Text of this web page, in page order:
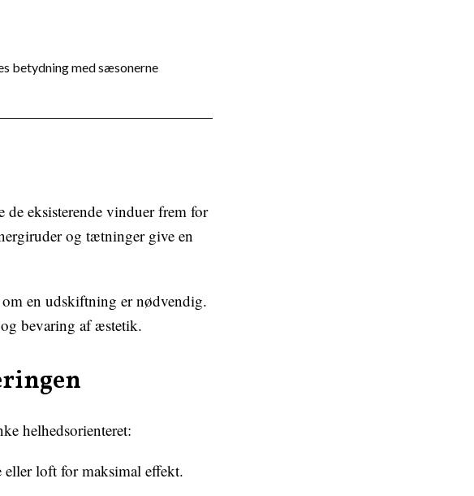
betydning med sæsonerne
eksisterende vinduer frem for
og tætninger give en
en udskiftning er nødvendig.
bevaring af æstetik.
helhedsorienteret:
loft for maksimal effekt.